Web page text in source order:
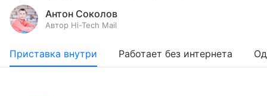
Антон Соколов
Автор Hi-Tech Mail
Приставка внутри Работает без интернета